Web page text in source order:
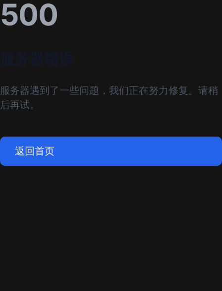
500
服务器遇到了一些问题，我们正在努力修复。请稍
后再试。
返回首页